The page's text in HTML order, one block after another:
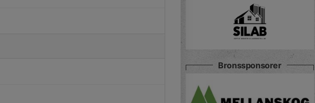
Bronssponsorer